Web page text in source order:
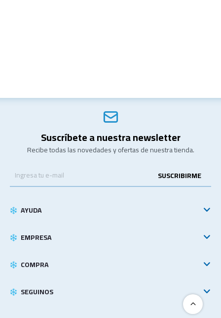
Suscríbete a nuestra newsletter
Recibe todas las novedades y ofertas de nuestra tienda.
SUSCRIBIRME
AYUDA
EMPRESA
COMPRA
SEGUINOS